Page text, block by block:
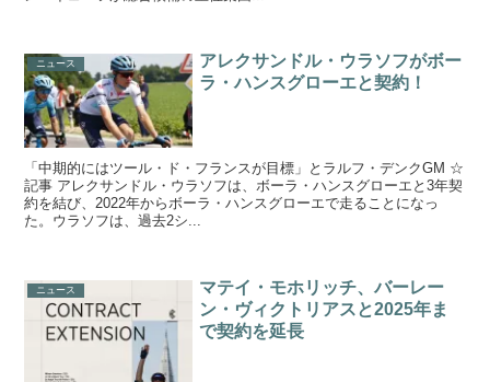
ニュース
アレクサンドル・ウラソフがボー
ラ・ハンスグローエと契約！
「中期的にはツール・ド・フランスが目標」とラルフ・デンクGM ☆
記事 アレクサンドル・ウラソフは、ボーラ・ハンスグローエと3年契
約を結び、2022年からボーラ・ハンスグローエで走ることになっ
た。ウラソフは、過去2シ...
ニュース
マテイ・モホリッチ、バーレー
ン・ヴィクトリアスと2025年ま
で契約を延長